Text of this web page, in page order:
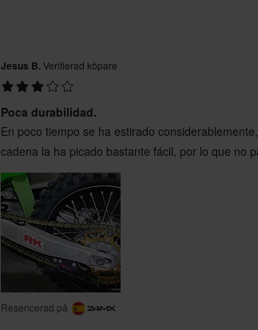
Jesus B.Verifierad köpare
Poca durabilidad.
En poco tiempo se ha estirado
cadena la ha picado bastante fácil, por lo que no
Resencerad på